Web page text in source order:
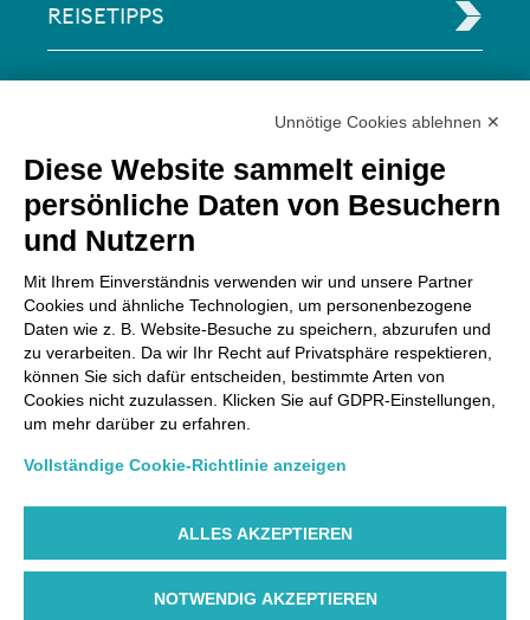
REISETIPPS
Via Paolo Bembo, 70 37062
Dossobuono di Villafranca (VR) Italy
©AIR DOLOMITI S.p.A. Linee Aeree Regionali Europee I
Unnötige Cookies ablehnen ✕
Diese Website sammelt einige
persönliche Daten von Besuchern
und Nutzern
Mit Ihrem Einverständnis verwenden wir und unsere Partner
Cookies und ähnliche Technologien, um personenbezogene
Daten wie z. B. Website-Besuche zu speichern, abzurufen und
zu verarbeiten. Da wir Ihr Recht auf Privatsphäre respektieren,
können Sie sich dafür entscheiden, bestimmte Arten von
Cookies nicht zuzulassen. Klicken Sie auf GDPR-Einstellungen,
um mehr darüber zu erfahren.
Vollständige Cookie-Richtlinie anzeigen
ALLES AKZEPTIEREN
NOTWENDIG AKZEPTIEREN